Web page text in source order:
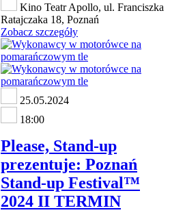
Kino Teatr Apollo, ul. Franciszka
Ratajczaka 18, Poznań
Zobacz szczegóły
25.05.2024
18:00
Please, Stand-up
prezentuje: Poznań
Stand-up Festival™
2024 II TERMIN